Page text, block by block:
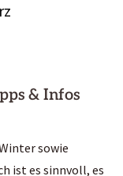
& Infos
sowie
ist es sinnvoll, es